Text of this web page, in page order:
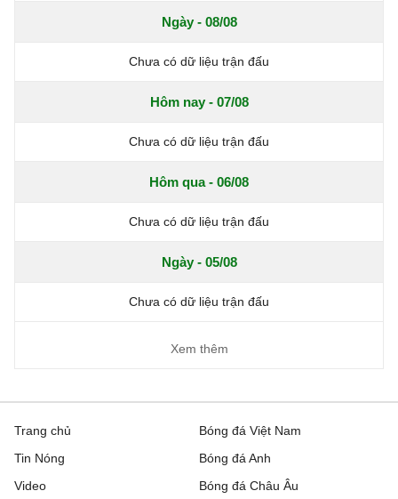
Ngày - 08/08
Chưa có dữ liệu trận đấu
Hôm nay - 07/08
Chưa có dữ liệu trận đấu
Hôm qua - 06/08
Chưa có dữ liệu trận đấu
Ngày - 05/08
Chưa có dữ liệu trận đấu
Xem thêm
Trang chủ
Tin Nóng
Video
Bóng đá Việt Nam
Bóng đá Anh
Bóng đá Châu Âu